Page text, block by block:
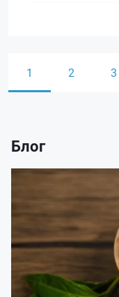
1 2 3
Блог